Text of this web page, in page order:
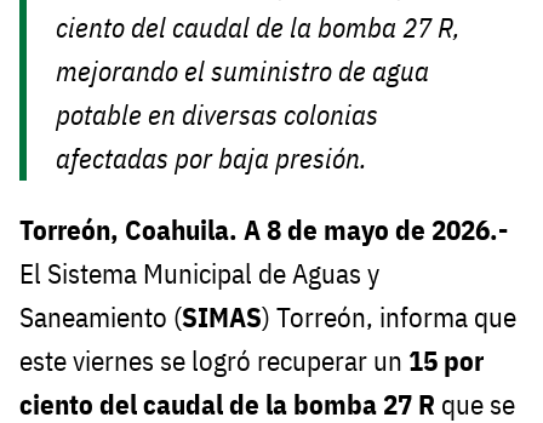
ciento del caudal de la bomba 27 R,
mejorando el suministro de agua
potable en diversas colonias
afectadas por baja presión.
Torreón, Coahuila. A 8 de mayo de 2026.-
El Sistema Municipal de Aguas y
Saneamiento (SIMAS) Torreón, informa que
este viernes se logró recuperar un 15 por
ciento del caudal de la bomba 27 R que se